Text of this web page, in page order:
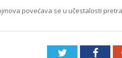
povećava se u učestalosti
Twitter